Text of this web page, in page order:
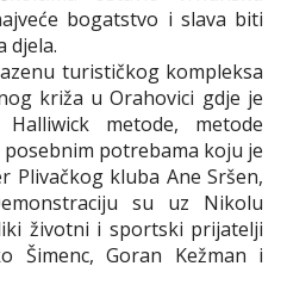
bogatstvo i slava biti
djela.
turističkog kompleksa
križa u Orahovici gdje je
metode, metode
potrebama koju je
Plivačkog kluba Ane Sršen,
su uz Nikolu
životni i sportski prijatelji
Šimenc, Goran Kežman i